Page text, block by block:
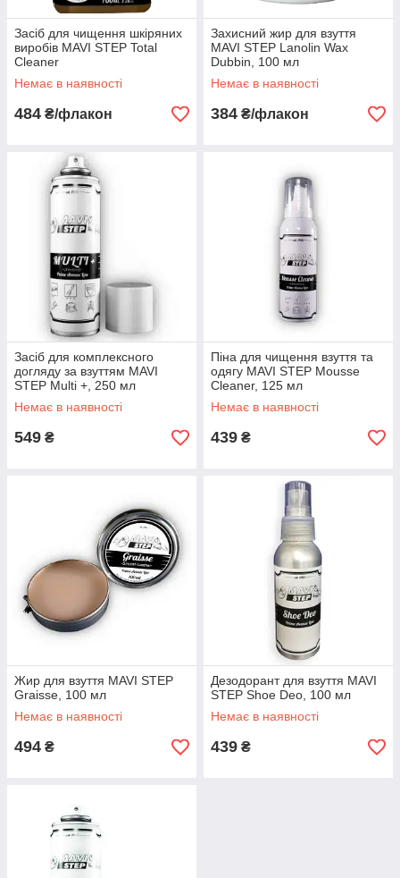
Засіб для чищення шкіряних
виробів MAVI STEP Total
Cleaner
Немає в наявності
484 ₴/флакон
Захисний жир для взуття
MAVI STEP Lanolin Wax
Dubbin, 100 мл
Немає в наявності
384 ₴/флакон
Засіб для комплексного
догляду за взуттям MAVI
STEP Multi +, 250 мл
Немає в наявності
549 ₴
Піна для чищення взуття та
одягу MAVI STEP Mousse
Cleaner, 125 мл
Немає в наявності
439 ₴
Жир для взуття MAVI STEP
Graisse, 100 мл
Немає в наявності
494 ₴
Дезодорант для взуття MAVI
STEP Shoe Deo, 100 мл
Немає в наявності
439 ₴